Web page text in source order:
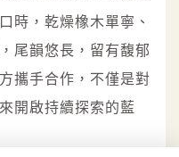
時，乾燥橡木單寧、
尾韻悠長，留有馥郁
攜手合作，不僅是對
開啟持續探索的藍